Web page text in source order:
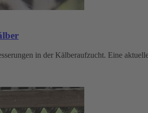
in der Kälberaufzucht. Eine